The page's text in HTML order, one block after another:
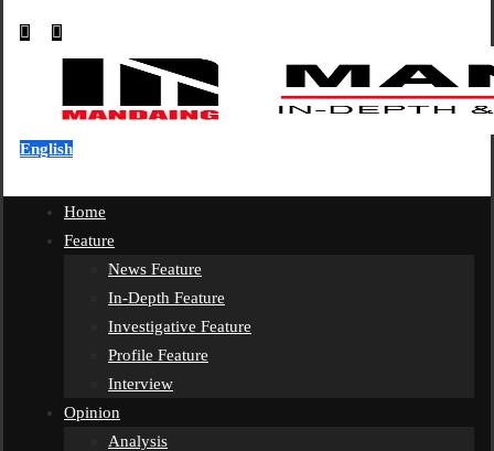
English
Home
Feature
News Feature
In-Depth Feature
Investigative Feature
Profile Feature
Interview
Opinion
Analysis